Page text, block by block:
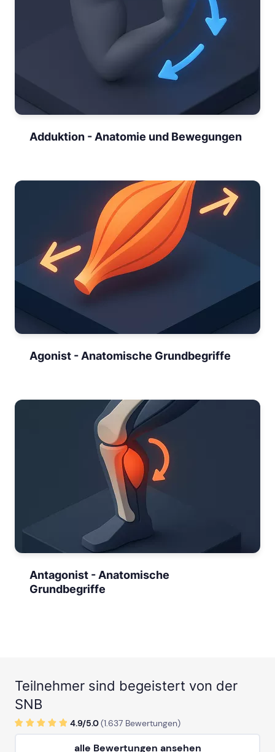
Adduktion - Anatomie und Bewegungen
Agonist - Anatomische Grundbegriffe
Antagonist - Anatomische
Grundbegriffe
Teilnehmer sind begeistert von der
SNB
4.9/5.0(1.637 Bewertungen)
alle Bewertungen ansehen